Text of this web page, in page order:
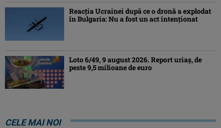
Reacția Ucrainei după ce o dronă a explodat
în Bulgaria: Nu a fost un act intenționat
Loto 6/49, 9 august 2026. Report uriaș, de
peste 9,5 milioane de euro
CELE MAI NOI